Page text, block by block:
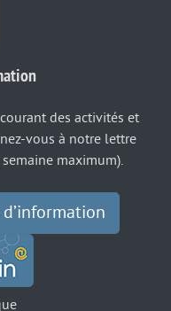
des activités et
vous à notre lettre
maximum).